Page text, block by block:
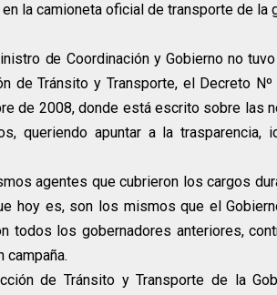
la camioneta oficial de transporte de la
de Coordinación y Gobierno no
de Tránsito y Transporte, el Decreto
de 2008, donde está escrito sobre las
queriendo apuntar a la
agentes que cubrieron los cargos
hoy es, son los mismos que el
todos los gobernadores anteriores,
campaña.
de Tránsito y Transporte de la